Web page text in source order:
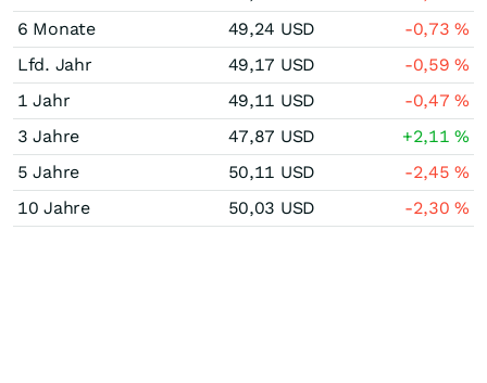
6 Monate
49,24 USD -0,73%
Lfd. Jahr
49,17 USD -0,59%
1 Jahr
49,11 USD -0,47%
3 Jahre
47,87 USD +2,11%
5 Jahre
50,11 USD -2,45%
10 Jahre
50,03 USD -2,30%